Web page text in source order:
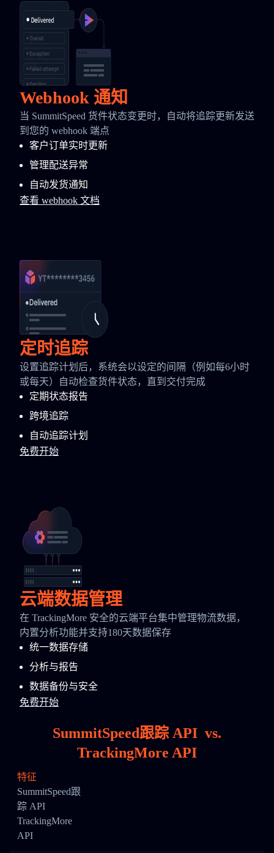
Webhook 通知
当 SummitSpeed 货件状态变更时，自动将追踪更新发送
到您的 webhook 端点
客户订单实时更新
管理配送异常
自动发货通知
查看 webhook 文档
定时追踪
设置追踪计划后，系统会以设定的间隔（例如每6小时
或每天）自动检查货件状态，直到交付完成
定期状态报告
跨境追踪
自动追踪计划
免费开始
云端数据管理
在 TrackingMore 安全的云端平台集中管理物流数据，
内置分析功能并支持180天数据保存
统一数据存储
分析与报告
数据备份与安全
免费开始
SummitSpeed跟踪 API vs.
TrackingMore API
特征
SummitSpeed跟
踪 API
TrackingMore
API